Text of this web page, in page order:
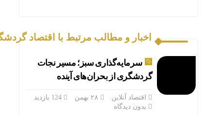
اخبار و مطالب مرتبط با اقتصاد
سرمایه‌گذاری سبز؛ مسیر نجات
گردشگری از بحران‌های آینده
اقتصاد آنلاین
بدون دیدگاه